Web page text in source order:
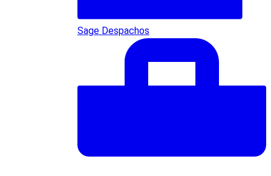
Sage Despachos